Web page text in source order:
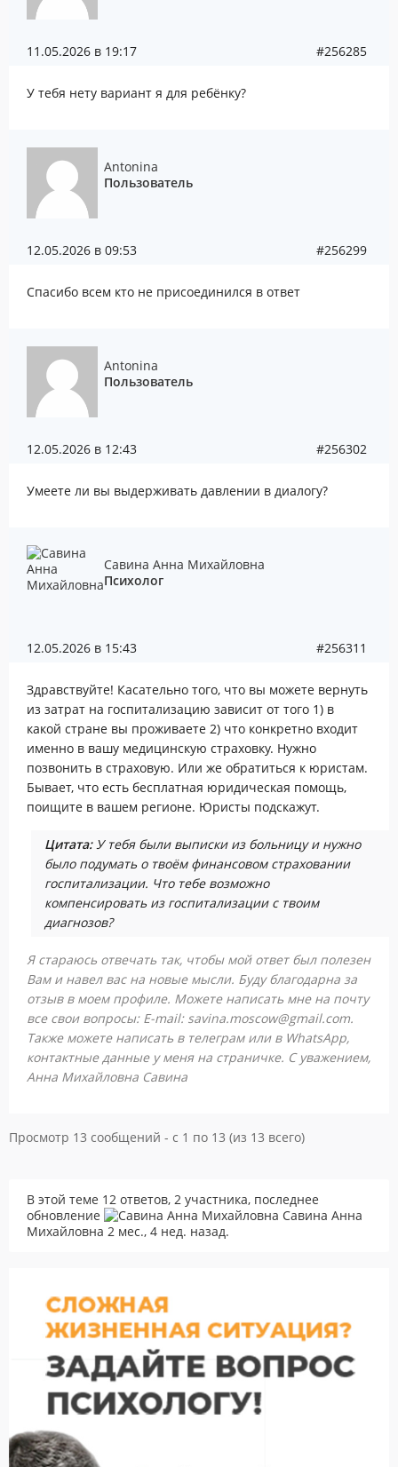
11.05.2026 в 19:17 #256285
У тебя нету вариант я для ребёнку?
Antonina
Пользователь
12.05.2026 в 09:53 #256299
Спасибо всем кто не присоединился в ответ
Antonina
Пользователь
12.05.2026 в 12:43 #256302
Умеете ли вы выдерживать давлении в диалогу?
Савина Анна Михайловна
Психолог
12.05.2026 в 15:43 #256311
Здравствуйте! Касательно того, что вы можете вернуть
из затрат на госпитализацию зависит от того 1) в
какой стране вы проживаете 2) что конкретно входит
именно в вашу медицинскую страховку. Нужно
позвонить в страховую. Или же обратиться к юристам.
Бывает, что есть бесплатная юридическая помощь,
поищите в вашем регионе. Юристы подскажут.
Цитата:У тебя были выписки из больницу и нужно
было подумать о твоём финансовом страховании
госпитализации. Что тебе возможно
компенсировать из госпитализации с твоим
диагнозов?
Я стараюсь отвечать так, чтобы мой ответ был полезен
Вам и навел вас на новые мысли. Буду благодарна за
отзыв в моем профиле. Можете написать мне на почту
все свои вопросы: E-mail: savina.moscow@gmail.com.
Также можете написать в телеграм или в WhatsApp,
контактные данные у меня на страничке. С уважением,
Анна Михайловна Савина
Просмотр 13 сообщений - с 1 по 13 (из 13 всего)
В этой теме 12 ответов, 2 участника, последнее
обновление
Савина Анна
Михайловна 2 мес., 4 нед. назад.